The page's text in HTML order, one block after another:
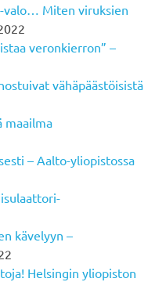
valo… Miten viruksien
veronkierron” –
vähäpäästöisistä
maailma
– Aalto-yliopistossa
kävelyyn –
Helsingin yliopiston